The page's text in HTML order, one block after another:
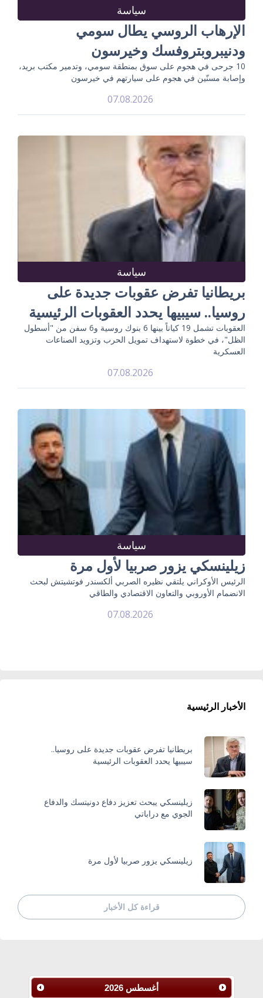
سياسة
الإرهاب الروسي يطال سومي
ودنيبروبتروفسك وخيرسون
10 جرحى في هجوم على سوق بمنطقة سومي، وتدمير مكتب بريد،
وإصابة مسنّين في هجوم على سيارتهم في خيرسون
07.08.2026
سياسة
بريطانيا تفرض عقوبات جديدة على
روسيا.. سيبيها يحدد العقوبات الرئيسية
العقوبات تشمل 19 كياناً بينها 6 بنوك روسية و6 سفن من "أسطول
الظل"، في خطوة لاستهداف تمويل الحرب وتزويد الصناعات
العسكرية
07.08.2026
سياسة
زيلينسكي يزور صربيا لأول مرة
الرئيس الأوكراني يلتقي نظيره الصربي ألكسندر فوتشيتش لبحث
الانضمام الأوروبي والتعاون الاقتصادي والطاقي
07.08.2026
الأخبار الرئيسية
بريطانيا تفرض عقوبات جديدة على روسيا..
سيبيها يحدد العقوبات الرئيسية
زيلينسكي يبحث تعزيز دفاع دونيتسك والدفاع
الجوي مع دراباتي
زيلينسكي يزور صربيا لأول مرة
قراءة كل الأخبار
أغسطس 2026